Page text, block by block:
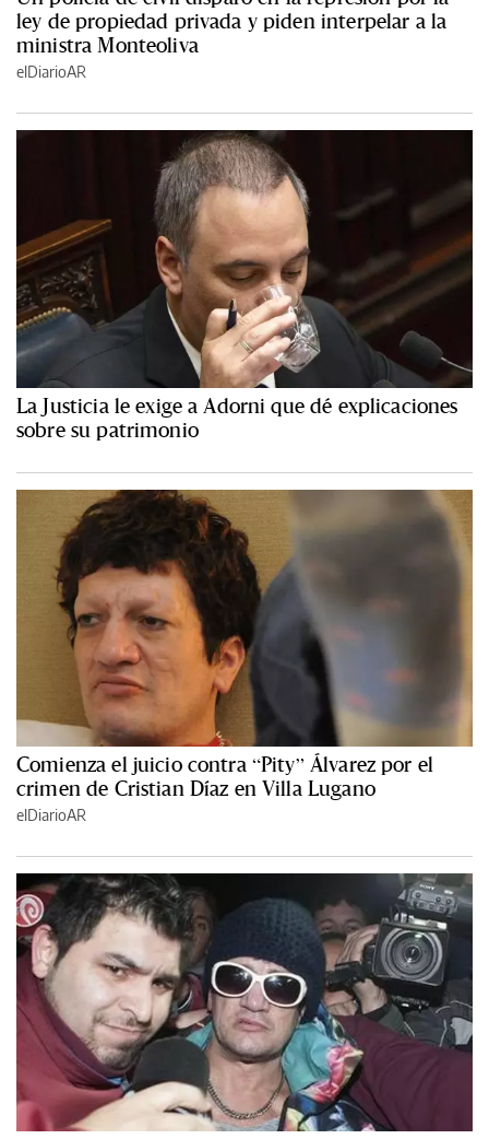
ley de propiedad privada y piden interpelar a la
ministra Monteoliva
elDiarioAR
La Justicia le exige a Adorni que dé explicaciones
sobre su patrimonio
Comienza el juicio contra “Pity” Álvarez por el
crimen de Cristian Díaz en Villa Lugano
elDiarioAR